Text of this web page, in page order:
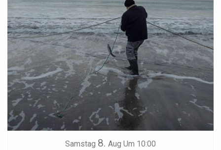
Samstag 8. Aug Um 10:00